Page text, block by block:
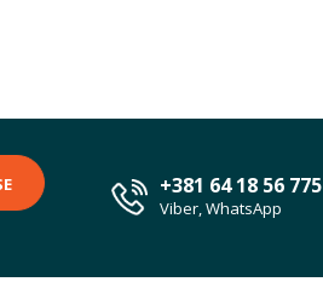
+381 64 18 56 775
Viber, WhatsApp